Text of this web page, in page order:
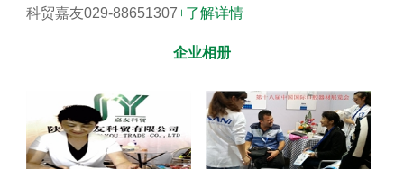
科贸嘉友029-88651307+了解详情
企业相册